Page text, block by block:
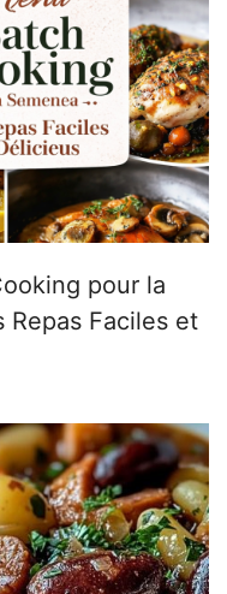
pour la
Repas Faciles et